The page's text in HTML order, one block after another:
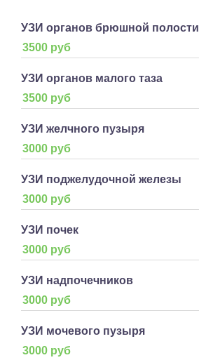
УЗИ органов брюшной полости
3500 руб
УЗИ органов малого таза
3500 руб
УЗИ желчного пузыря
3000 руб
УЗИ поджелудочной железы
3000 руб
УЗИ почек
3000 руб
УЗИ надпочечников
3000 руб
УЗИ мочевого пузыря
3000 руб